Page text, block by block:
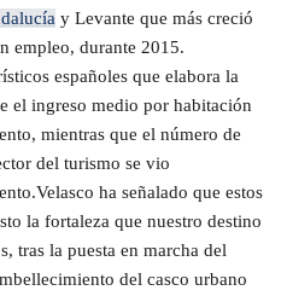
y Levante que más creció
empleo, durante 2015.
españoles que elabora la
el ingreso medio por habitación
mientras que el número de
del turismo se vio
ha señalado que estos
la fortaleza que nuestro destino
tras la puesta en marcha del
del casco urbano